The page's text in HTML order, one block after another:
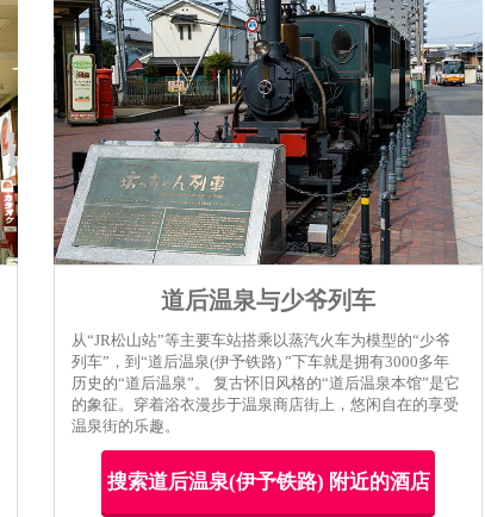
道后温泉与少爷列车
从“JR松山站”等主要车站搭乘以蒸汽火车为模型的“少爷
列车”，到“道后温泉(伊予铁路) ”下车就是拥有3000多年
历史的“道后温泉”。 复古怀旧风格的“道后温泉本馆”是它
的象征。穿着浴衣漫步于温泉商店街上，悠闲自在的享受
温泉街的乐趣。
搜索道后温泉(伊予铁路) 附近的酒店